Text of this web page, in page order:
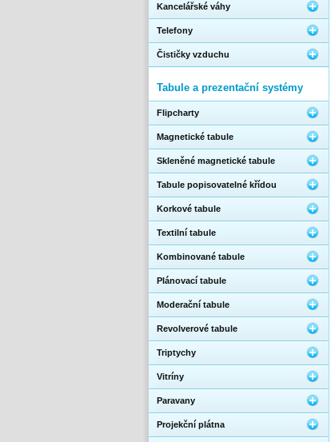
Kancelářské váhy
Telefony
Čističky vzduchu
Tabule a prezentační systémy
Flipcharty
Magnetické tabule
Skleněné magnetické tabule
Tabule popisovatelné křídou
Korkové tabule
Textilní tabule
Kombinované tabule
Plánovací tabule
Moderační tabule
Revolverové tabule
Triptychy
Vitríny
Paravany
Projekční plátna